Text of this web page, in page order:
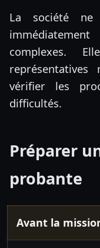
La société ne
complexes.
vérifier les
difficultés.
Préparer
probante
Avant la